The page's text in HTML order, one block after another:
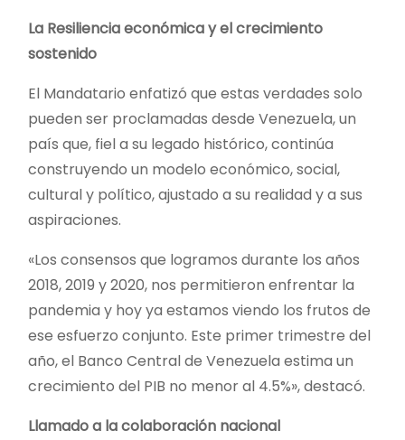
La Resiliencia económica y el crecimiento
sostenido
El Mandatario enfatizó que estas verdades solo
pueden ser proclamadas desde Venezuela, un
país que, fiel a su legado histórico, continúa
construyendo un modelo económico, social,
cultural y político, ajustado a su realidad y a sus
aspiraciones.
«Los consensos que logramos durante los años
2018, 2019 y 2020, nos permitieron enfrentar la
pandemia y hoy ya estamos viendo los frutos de
ese esfuerzo conjunto. Este primer trimestre del
año, el Banco Central de Venezuela estima un
crecimiento del PIB no menor al 4.5%», destacó.
Llamado a la colaboración nacional